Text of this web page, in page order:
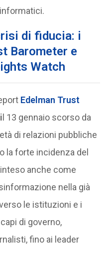
di fiducia: i
Barometer e
Watch
Edelman Trust
l 13 gennaio scorso da
di relazioni pubbliche
la forte incidenza del
anche come
nella già
le istituzioni e i
di governo,
fino ai leader